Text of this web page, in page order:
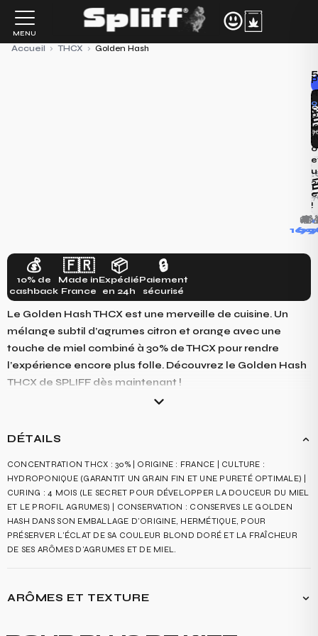
contenu
MENU
Accueil › THCX › Golden Hash
5
!
🚚+
🎁
💰
10% de
cashback
🇫🇷
Made in
France
📦
Expédié
en 24h
🔒
Paiement
sécurisé
Le Golden Hash THCX est une merveille de cuisine. Un
mélange subtil d’agrumes citron et orange avec une
touche de miel combiné à 30% de THCX pour rendre
l’expérience encore plus folle. Découvrez le Golden Hash
THCX de SPLIFF dès maintenant !
DÉTAILS
CONCENTRATION THCX : 30% | ORIGINE : FRANCE | CULTURE :
HYDROPONIQUE (GARANTIT UN GRAIN FIN ET UNE PURETÉ OPTIMALE) |
CURING : 4 MOIS (LE SECRET POUR DÉVELOPPER LA DOUCEUR DU MIEL
ET LE PROFIL AGRUMES) | CONSERVATION : CONSERVES LE GOLDEN
HASH DANS SON EMBALLAGE D'ORIGINE, HERMÉTIQUE, POUR
PRÉSERVER L'ÉCLAT DE SA COULEUR BLOND DORÉ ET LA FRAÎCHEUR
DE SES ARÔMES D'AGRUMES ET DE MIEL.
ARÔMES ET TEXTURE